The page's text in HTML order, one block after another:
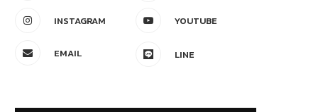
INSTAGRAM YOUTUBE
EMAIL LINE